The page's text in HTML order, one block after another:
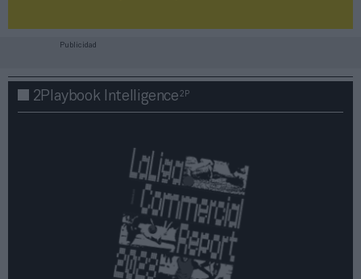
Publicidad
2Playbook Intelligence2P